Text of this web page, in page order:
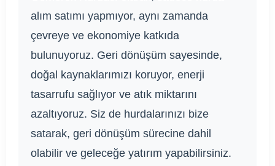
alım satımı yapmıyor, aynı zamanda
çevreye ve ekonomiye katkıda
bulunuyoruz. Geri dönüşüm sayesinde,
doğal kaynaklarımızı koruyor, enerji
tasarrufu sağlıyor ve atık miktarını
azaltıyoruz. Siz de hurdalarınızı bize
satarak, geri dönüşüm sürecine dahil
olabilir ve geleceğe yatırım yapabilirsiniz.